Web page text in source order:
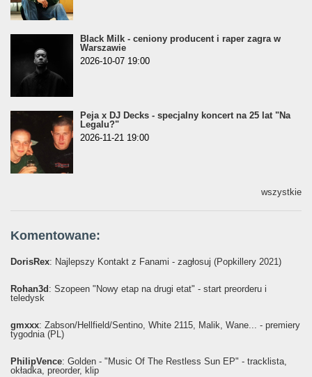
Black Milk - ceniony producent i raper zagra w
Warszawie
2026-10-07 19:00
Peja x DJ Decks - specjalny koncert na 25 lat "Na
Legalu?"
2026-11-21 19:00
wszystkie
Komentowane:
DorisRex: Najlepszy Kontakt z Fanami - zagłosuj (Popkillery 2021)
Rohan3d : Szopeen "Nowy etap na drugi etat" - start preorderu i
teledysk
gmxxx: Żabson/Hellfield/Sentino, White 2115, Malik, Wane... - premiery
tygodnia (PL)
PhilipVence: Golden - "Music Of The Restless Sun EP" - tracklista,
okładka, preorder, klip